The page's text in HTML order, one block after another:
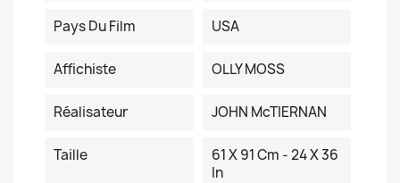
Pays Du Film USA
Affichiste OLLY MOSS
Réalisateur JOHN McTIERNAN
Taille
61 X 91 Cm - 24 X 36
In